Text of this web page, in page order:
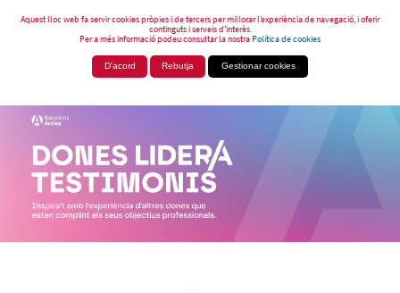
Aquest lloc web fa servir cookies pròpies i de tercers per millorar l’experiència de navegació, i oferir
continguts i serveis d’interès.
Per a més informació podeu consultar la nostraPolítica de cookies
D'acord Rebutja Gestionar cookies